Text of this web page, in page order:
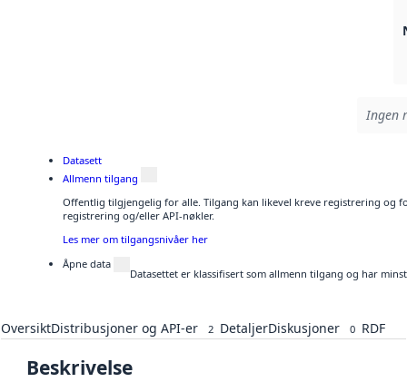
Ingen
Datasett
Allmenn tilgang
Offentlig tilgjengelig for alle. Tilgang kan likevel kreve registrering og
registrering og/eller API-nøkler.
Les mer om tilgangsnivåer her
Åpne data
Datasettet er klassifisert som allmenn tilgang og har
OversiktDistribusjoner og API-er 2 DetaljerDiskusjoner 0 RDF
Beskrivelse